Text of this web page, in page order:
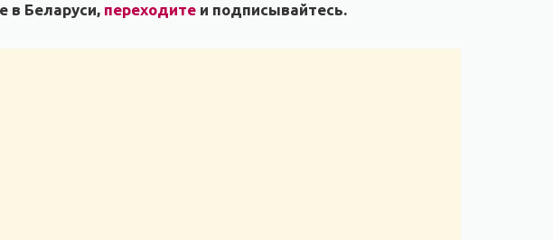
в Беларуси, переходите и подписывайтесь.